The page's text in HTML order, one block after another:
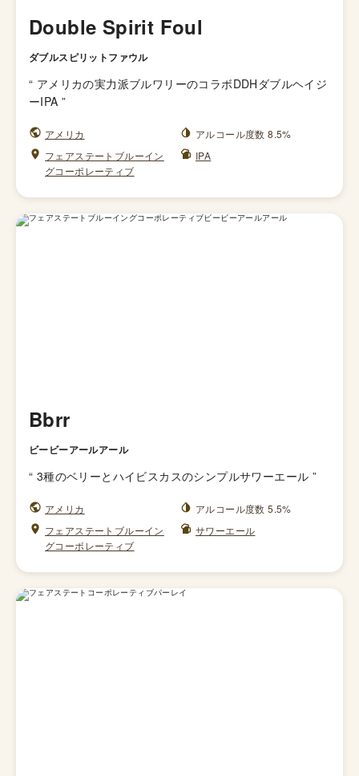
Double Spirit Foul
ダブルスピリットファウル
“ アメリカの実力派ブルワリーのコラボDDHダブルヘイジ
ーIPA ”
アメリカ
アルコール度数 8.5%
フェアステートブルーイン
グコーポレーティブ
IPA
Bbrr
ビービーアールアール
“ 3種のベリーとハイビスカスのシンプルサワーエール ”
アメリカ
アルコール度数 5.5%
フェアステートブルーイン
グコーポレーティブ
サワーエール